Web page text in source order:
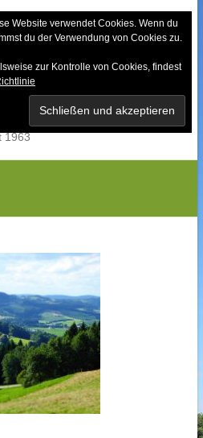
1963
Website verwendet Cookies. Wenn du
du der Verwendung von Cookies zu.
zur Kontrolle von Cookies, findest